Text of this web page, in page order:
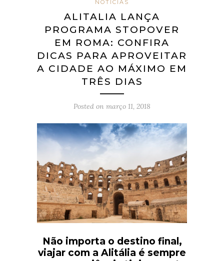
NOTÍCIAS
ALITALIA LANÇA
PROGRAMA STOPOVER
EM ROMA: CONFIRA
DICAS PARA APROVEITAR
A CIDADE AO MÁXIMO EM
TRÊS DIAS
Posted on março 11, 2018
Não importa o destino final,
viajar com a Alitália é sempre